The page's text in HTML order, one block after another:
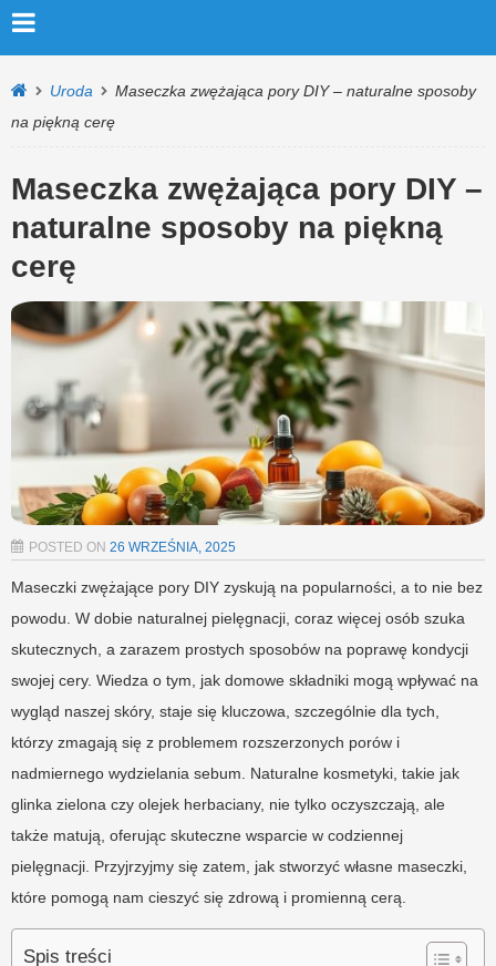
Uroda
Maseczka zwężająca pory DIY – naturalne sposoby
na piękną cerę
Maseczka zwężająca pory DIY –
naturalne sposoby na piękną
cerę
POSTED ON 26 WRZEŚNIA, 2025
Maseczki zwężające pory DIY zyskują na popularności, a to nie bez
powodu. W dobie naturalnej pielęgnacji, coraz więcej osób szuka
skutecznych, a zarazem prostych sposobów na poprawę kondycji
swojej cery. Wiedza o tym, jak domowe składniki mogą wpływać na
wygląd naszej skóry, staje się kluczowa, szczególnie dla tych,
którzy zmagają się z problemem rozszerzonych porów i
nadmiernego wydzielania sebum. Naturalne kosmetyki, takie jak
glinka zielona czy olejek herbaciany, nie tylko oczyszczają, ale
także matują, oferując skuteczne wsparcie w codziennej
pielęgnacji. Przyjrzyjmy się zatem, jak stworzyć własne maseczki,
które pomogą nam cieszyć się zdrową i promienną cerą.
Spis treści